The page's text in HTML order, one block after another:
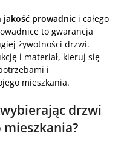
jakość prowadnic i całego
to gwarancja
żywotności drzwi.
i materiał, kieruj się
i
mieszkania.
drzwi
mieszkania?